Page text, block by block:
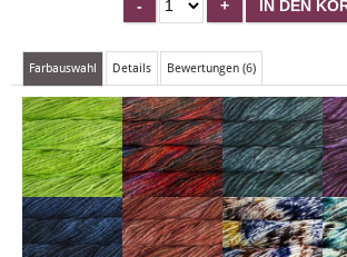
Farbauswahl Details Bewertungen (6)